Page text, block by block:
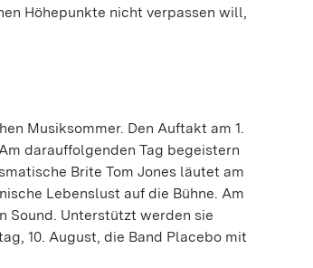
Höhepunkte nicht verpassen will,
Musiksommer. Den Auftakt am 1.
darauffolgenden Tag begeistern
Brite Tom Jones läutet am
Lebenslust auf die Bühne. Am
Sound. Unterstützt werden sie
10. August, die Band Placebo mit